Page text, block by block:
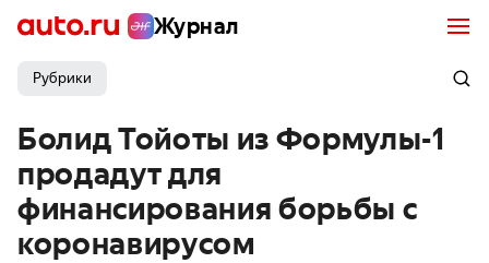
Журнал
Рубрики
Болид Тойоты из Формулы-1
продадут для
финансирования борьбы с
коронавирусом